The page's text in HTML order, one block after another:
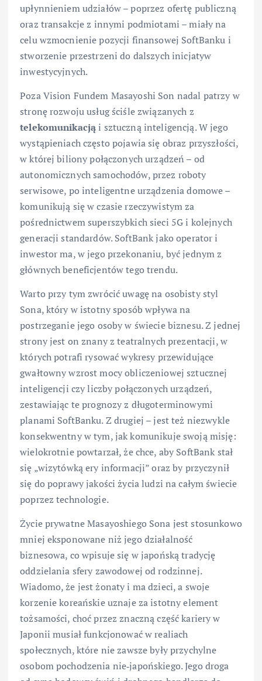
upłynnieniem udziałów – poprzez ofertę publiczną
oraz transakcje z innymi podmiotami – miały na
celu wzmocnienie pozycji finansowej SoftBanku i
stworzenie przestrzeni do dalszych inicjatyw
inwestycyjnych.
Poza Vision Fundem Masayoshi Son nadal patrzy w
stronę rozwoju usług ściśle związanych z
telekomunikacjąi sztuczną inteligencją. W jego
wystąpieniach często pojawia się obraz przyszłości,
w której biliony połączonych urządzeń – od
autonomicznych samochodów, przez roboty
serwisowe, po inteligentne urządzenia domowe –
komunikują się w czasie rzeczywistym za
pośrednictwem superszybkich sieci 5G i kolejnych
generacji standardów. SoftBank jako operator i
inwestor ma, w jego przekonaniu, być jednym z
głównych beneficjentów tego trendu.
Warto przy tym zwrócić uwagę na osobisty styl
Sona, który w istotny sposób wpływa na
postrzeganie jego osoby w świecie biznesu. Z jednej
strony jest on znany z teatralnych prezentacji, w
których potrafi rysować wykresy przewidujące
gwałtowny wzrost mocy obliczeniowej sztucznej
inteligencji czy liczby połączonych urządzeń,
zestawiając te prognozy z długoterminowymi
planami SoftBanku. Z drugiej – jest też niezwykle
konsekwentny w tym, jak komunikuje swoją misję:
wielokrotnie powtarzał, że chce, aby SoftBank stał
się „wizytówką ery informacji” oraz by przyczynił
się do poprawy jakości życia ludzi na całym świecie
poprzez technologie.
Życie prywatne Masayoshiego Sona jest stosunkowo
mniej eksponowane niż jego działalność
biznesowa, co wpisuje się w japońską tradycję
oddzielania sfery zawodowej od rodzinnej.
Wiadomo, że jest żonaty i ma dzieci, a swoje
korzenie koreańskie uznaje za istotny element
tożsamości, choć przez znaczną część kariery w
Japonii musiał funkcjonować w realiach
społecznych, które nie zawsze były przychylne
osobom pochodzenia nie‑japońskiego. Jego droga